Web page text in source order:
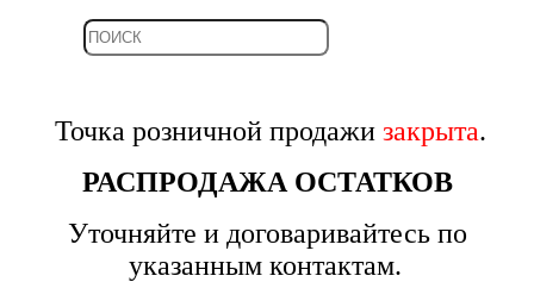
Точка розничной продажи закрыта.
РАСПРОДАЖА ОСТАТКОВ
Уточняйте и договаривайтесь по
указанным контактам.